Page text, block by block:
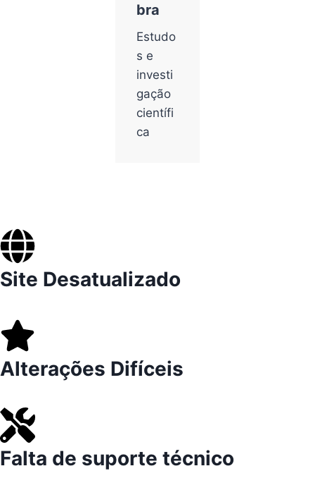
bra
Estudo
s e
investi
gação
científi
ca
Site Desatualizado
Alterações Difíceis
Falta de suporte técnico